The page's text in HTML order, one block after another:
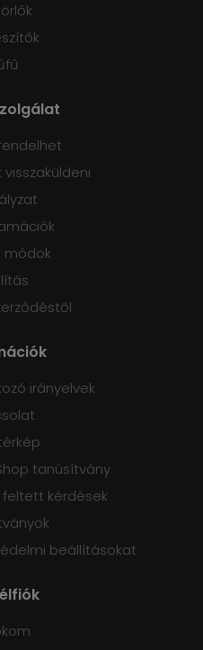
módok
irányelvek
tanúsítvány
kérdések
beállításokat